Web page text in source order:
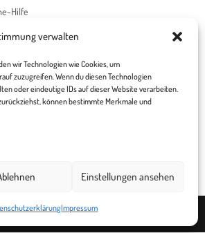
verwalten
wir Technologien wie Cookies, um
zuzugreifen. Wenn du diesen Technologien
oder eindeutige IDs auf dieser Website verarbeiten.
können bestimmte Merkmale und
Einstellungen ansehen
Impressum
Hilfe
Feed
Feed